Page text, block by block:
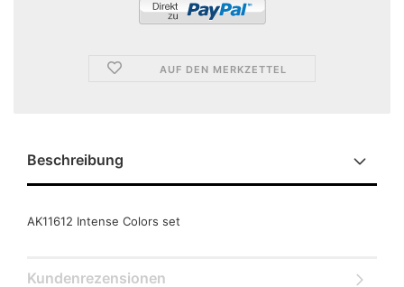
AUF DEN MERKZETTEL
Beschreibung
AK11612 Intense Colors set
Kundenrezensionen